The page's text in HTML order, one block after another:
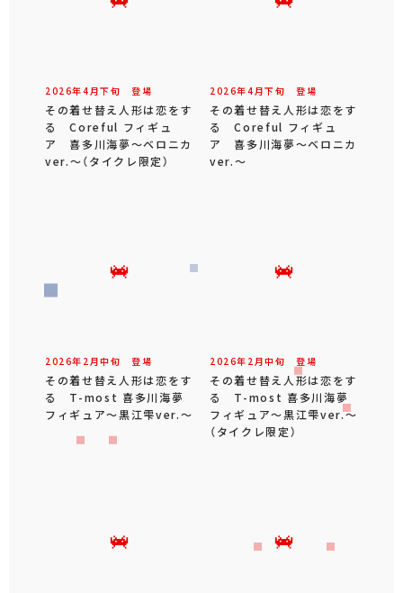
2026年4 月下旬 登場
その着せ替え人形は恋をす
る Coreful フィギュ
ア 喜多川海夢～ベロニカ
ver.～（タイクレ限定）
2026年4 月下旬 登場
その着せ替え人形は恋をす
る Coreful フィギュ
ア 喜多川海夢～ベロニカ
ver.～
2026年 2 月中旬 登場
その着せ替え人形は恋をす
る T-most 喜多川海夢
フィギュア～黒江雫ver.～
2026年 2 月中旬 登場
その着せ替え人形は恋をす
る T-most 喜多川海夢
フィギュア～黒江雫ver.～
（タイクレ限定）